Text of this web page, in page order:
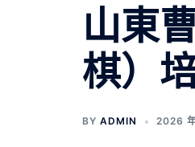
山東
棋）
BY ADMIN 2026
文
章
導
覽